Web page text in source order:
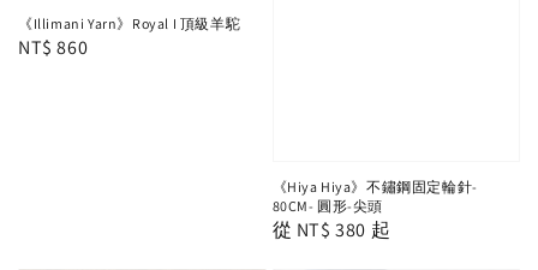
《Illimani Yarn》Royal I 頂級羊駝
Regular
NT$ 860
《Hiya Hiya》不鏽鋼固定輪針-
80CM- 圓形-尖頭
Regular
從 NT$ 380 起